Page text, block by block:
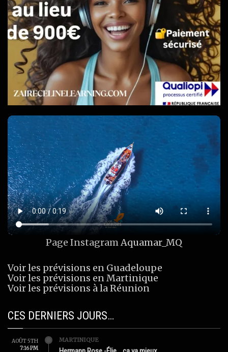
Page Instagram Aquamar_MQ
Voir les prévisions en Guadeloupe
Voir les prévisions en Martinique
Voir les prévisions à la Réunion
CES DERNIERS JOURS…
AOÛT 5TH
7:16 PM
MARTINIQUE